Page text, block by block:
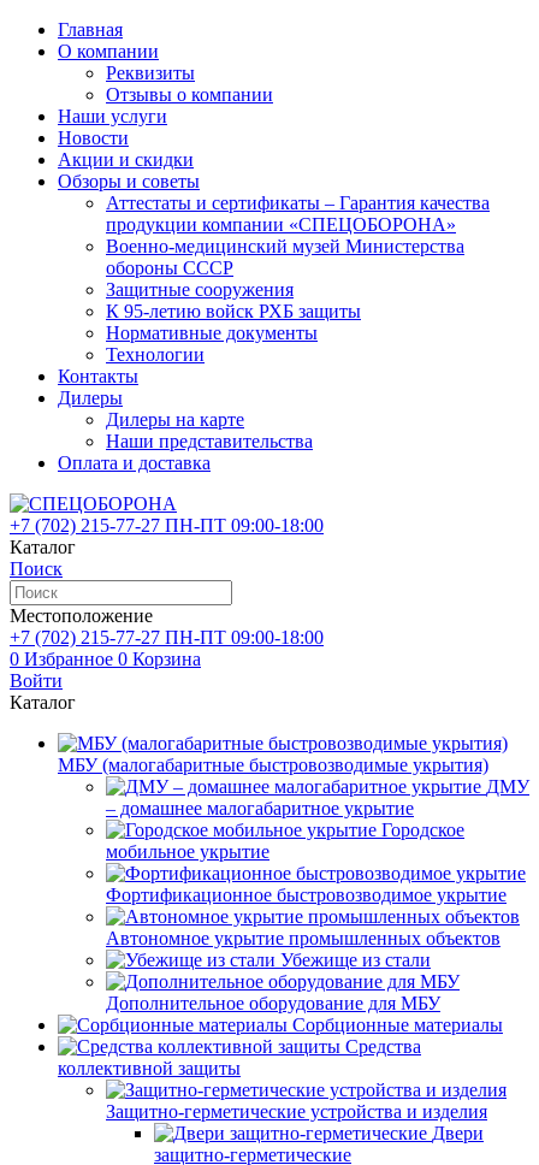
Главная
О компании
Реквизиты
Отзывы о компании
Наши услуги
Новости
Акции и скидки
Обзоры и советы
Аттестаты и сертификаты – Гарантия качества
продукции компании «СПЕЦОБОРОНА»
Военно-медицинский музей Министерства
обороны СССР
Защитные сооружения
К 95-летию войск РХБ защиты
Нормативные документы
Технологии
Контакты
Дилеры
Дилеры на карте
Наши представительства
Оплата и доставка
+7 (702) 215-77-27 ПН-ПТ 09:00-18:00
Каталог
Поиск
Местоположение
+7 (702) 215-77-27 ПН-ПТ 09:00-18:00
0 Избранное 0 Корзина
Войти
Каталог
МБУ (малогабаритные быстровозводимые укрытия)
ДМУ
– домашнее малогабаритное укрытие
Городское
мобильное укрытие
Фортификационное быстровозводимое укрытие
Автономное укрытие промышленных объектов
Убежище из стали
Дополнительное оборудование для МБУ
Сорбционные материалы
Средства
коллективной защиты
Защитно-герметические устройства и изделия
Двери
защитно-герметические